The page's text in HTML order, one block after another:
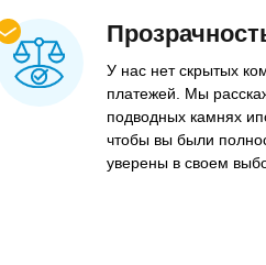
У нас нет скрытых
платежей. Мы
подводных камнях
чтобы вы были
уверены в своем